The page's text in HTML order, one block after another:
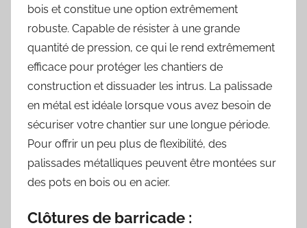
bois et constitue une option extrêmement
robuste. Capable de résister à une grande
quantité de pression, ce qui le rend extrêmement
efficace pour protéger les chantiers de
construction et dissuader les intrus. La palissade
en métal est idéale lorsque vous avez besoin de
sécuriser votre chantier sur une longue période.
Pour offrir un peu plus de flexibilité, des
palissades métalliques peuvent être montées sur
des pots en bois ou en acier.
Clôtures de barricade :